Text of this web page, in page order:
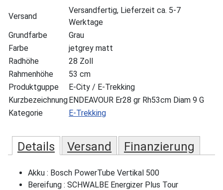
Versand
Versandfertig, Lieferzeit ca. 5-7
Werktage
Grundfarbe
Grau
Farbe
jetgrey matt
Radhöhe
28 Zoll
Rahmenhöhe
53 cm
Produktguppe
E-City / E-Trekking
KurzbezeichnungENDEAVOUR Er28 gr Rh53cm Diam 9 G
Kategorie
E-Trekking
Details Versand Finanzierung
Akku : Bosch PowerTube Vertikal 500
Bereifung : SCHWALBE Energizer Plus Tour